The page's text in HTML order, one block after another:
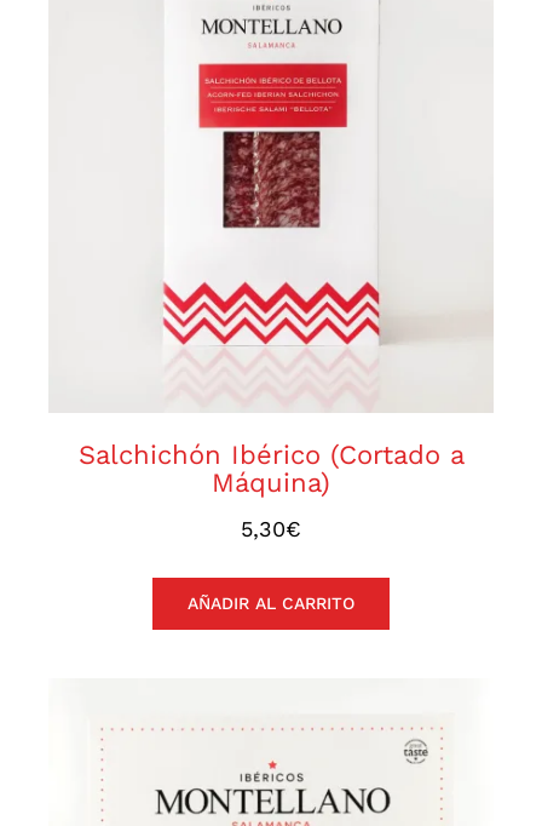
Salchichón Ibérico (Cortado a
Máquina)
Salchichón Ibérico (Cortado a
Máquina)
5,30€
AÑADIR AL CARRITO